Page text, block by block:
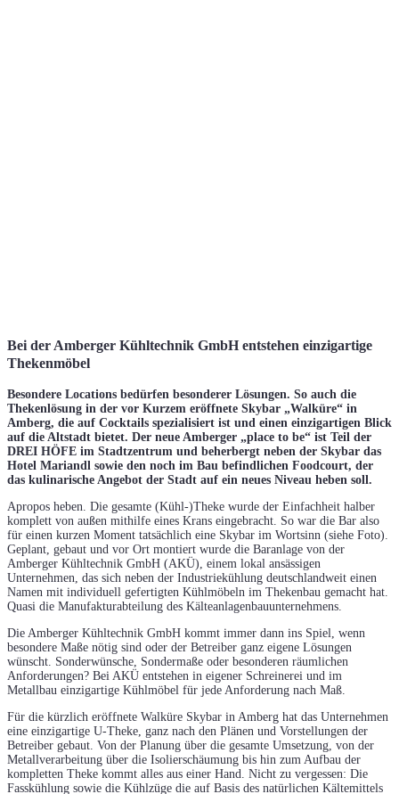
Bei der Amberger Kühltechnik GmbH entstehen einzigartige
Thekenmöbel
Besondere Locations bedürfen besonderer Lösungen. So auch die
Thekenlösung in der vor Kurzem eröffnete Skybar „Walküre“ in
Amberg, die auf Cocktails spezialisiert ist und einen einzigartigen Blick
auf die Altstadt bietet. Der neue Amberger „place to be“ ist Teil der
DREI HÖFE im Stadtzentrum und beherbergt neben der Skybar das
Hotel Mariandl sowie den noch im Bau befindlichen Foodcourt, der
das kulinarische Angebot der Stadt auf ein neues Niveau heben soll.
Apropos heben. Die gesamte (Kühl-)Theke wurde der Einfachheit halber
komplett von außen mithilfe eines Krans eingebracht. So war die Bar also
für einen kurzen Moment tatsächlich eine Skybar im Wortsinn (siehe Foto).
Geplant, gebaut und vor Ort montiert wurde die Baranlage von der
Amberger Kühltechnik GmbH (AKÜ), einem lokal ansässigen
Unternehmen, das sich neben der Industriekühlung deutschlandweit einen
Namen mit individuell gefertigten Kühlmöbeln im Thekenbau gemacht hat.
Quasi die Manufakturabteilung des Kälteanlagenbauunternehmens.
Die Amberger Kühltechnik GmbH kommt immer dann ins Spiel, wenn
besondere Maße nötig sind oder der Betreiber ganz eigene Lösungen
wünscht. Sonderwünsche, Sondermaße oder besonderen räumlichen
Anforderungen? Bei AKÜ entstehen in eigener Schreinerei und im
Metallbau einzigartige Kühlmöbel für jede Anforderung nach Maß.
Für die kürzlich eröffnete Walküre Skybar in Amberg hat das Unternehmen
eine einzigartige U-Theke, ganz nach den Plänen und Vorstellungen der
Betreiber gebaut. Von der Planung über die gesamte Umsetzung, von der
Metallverarbeitung über die Isolierschäumung bis hin zum Aufbau der
kompletten Theke kommt alles aus einer Hand. Nicht zu vergessen: Die
Fasskühlung sowie die Kühlzüge die auf Basis des natürlichen Kältemittels